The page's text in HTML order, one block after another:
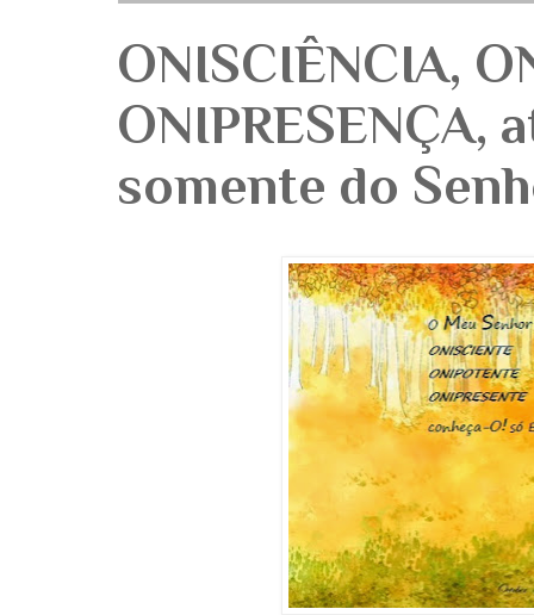
ONISCIÊNCIA,
ONIPRESENÇA,
somente do